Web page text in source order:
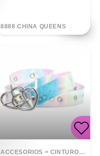
8888 CHINA QUEENS
ACCESORIOS > CINTURONES